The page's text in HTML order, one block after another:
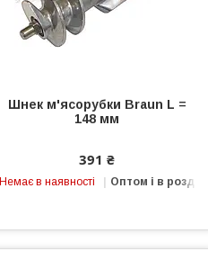
Шнек м'ясорубки Braun L =
148 мм
391 ₴
Немає в наявності Оптом і в роздріб